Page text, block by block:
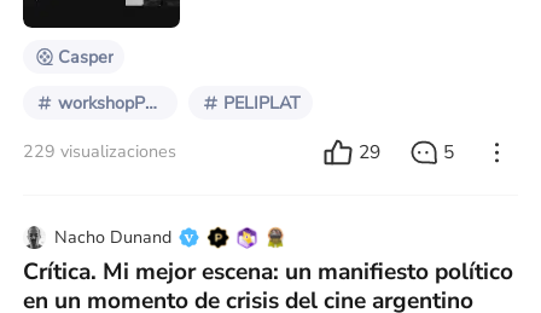
Pomares, psicoanalista, psicóloga clínica, además de
Casper
workshopPeliplat PELIPLAT
229 visualizaciones 29 5
Nacho Dunand
Crítica. Mi mejor escena: un manifiesto político
en un momento de crisis del cine argentino